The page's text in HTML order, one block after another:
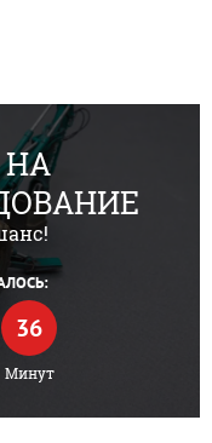
36
Минут